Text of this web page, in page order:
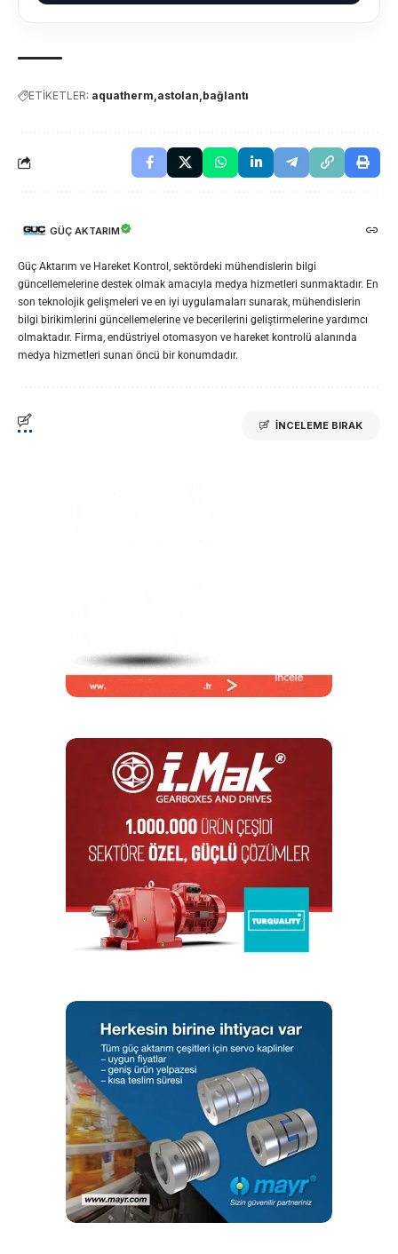
ETİKETLER: aquatherm astolan bağlantı
GÜÇ AKTARIM
Güç Aktarım ve Hareket Kontrol, sektördeki mühendislerin bilgi
güncellemelerine destek olmak amacıyla medya hizmetleri sunmaktadır. En
son teknolojik gelişmeleri ve en iyi uygulamaları sunarak, mühendislerin
bilgi birikimlerini güncellemelerine ve becerilerini geliştirmelerine yardımcı
olmaktadır. Firma, endüstriyel otomasyon ve hareket kontrolü alanında
medya hizmetleri sunan öncü bir konumdadır.
İNCELEME BIRAK